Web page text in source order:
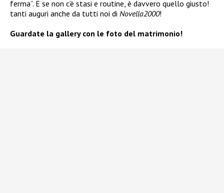
ferma”. E se non c’è stasi e routine, è davvero quello giusto!
tanti auguri anche da tutti noi di Novella2000!
Guardate la gallery con le foto del matrimonio!